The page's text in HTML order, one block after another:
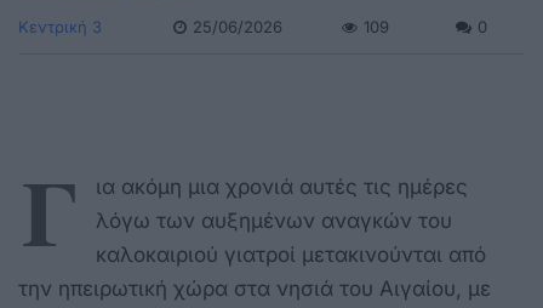
Κεντρική 3 25/06/2026 109 0
Γ
ια ακόμη μια χρονιά αυτές τις ημέρες
λόγω των αυξημένων αναγκών του
καλοκαιριού γιατροί μετακινούνται από
την ηπειρωτική χώρα στα νησιά του Αιγαίου, με